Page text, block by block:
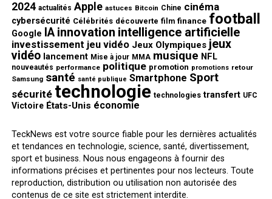
2024 actualités Apple astuces Bitcoin Chine cinéma
cybersécurité Célébrités découverte film finance football
Google IA innovation intelligence artificielle
investissement jeu vidéo Jeux Olympiques jeux
vidéo lancement Mise à jour MMA musique NFL
nouveautés performance politique promotion promotions retour
Samsung santé santé publique Smartphone Sport
sécurité technologie technologies transfert UFC
Victoire États-Unis économie
TeckNews est votre source fiable pour les dernières actualités
et tendances en technologie, science, santé, divertissement,
sport et business. Nous nous engageons à fournir des
informations précises et pertinentes pour nos lecteurs. Toute
reproduction, distribution ou utilisation non autorisée des
contenus de ce site est strictement interdite.